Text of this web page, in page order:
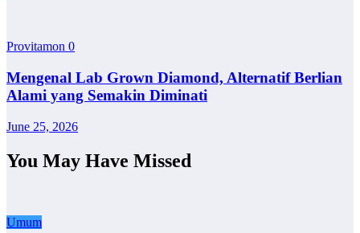
Provitamon 0
Mengenal Lab Grown Diamond, Alternatif Berlian
Alami yang Semakin Diminati
June 25, 2026
You May Have Missed
Umum